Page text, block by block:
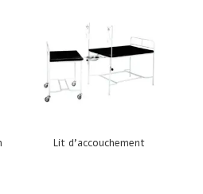
Lit d’accouchement